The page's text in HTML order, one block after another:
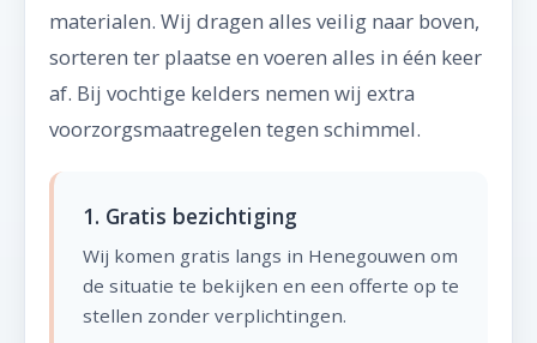
materialen. Wij dragen alles veilig naar boven,
sorteren ter plaatse en voeren alles in één keer
af. Bij vochtige kelders nemen wij extra
voorzorgsmaatregelen tegen schimmel.
1. Gratis bezichtiging
Wij komen gratis langs in Henegouwen om
de situatie te bekijken en een offerte op te
stellen zonder verplichtingen.